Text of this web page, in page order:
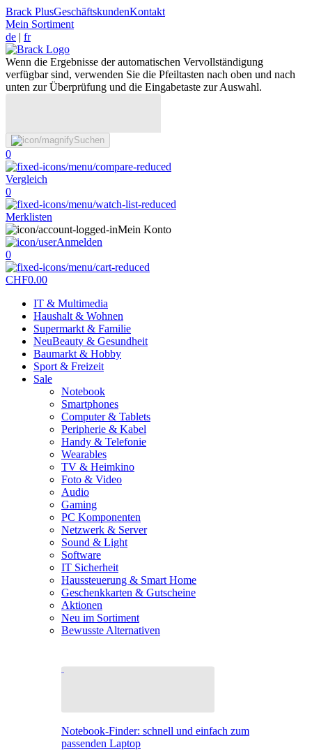
Brack PlusGeschäftskundenKontakt
Mein Sortiment
de | fr
Wenn die Ergebnisse der automatischen Vervollständigung
verfügbar sind, verwenden Sie die Pfeiltasten nach oben und nach
unten zur Überprüfung und die Eingabetaste zur Auswahl.
Suchen
0
Vergleich
0
Merklisten
Mein Konto
Anmelden
0
CHF0.00
IT & Multimedia
Haushalt & Wohnen
Supermarkt & Familie
NeuBeauty & Gesundheit
Baumarkt & Hobby
Sport & Freizeit
Sale
Notebook
Smartphones
Computer & Tablets
Peripherie & Kabel
Handy & Telefonie
Wearables
TV & Heimkino
Foto & Video
Audio
Gaming
PC Komponenten
Netzwerk & Server
Sound & Light
Software
IT Sicherheit
Haussteuerung & Smart Home
Geschenkkarten & Gutscheine
Aktionen
Neu im Sortiment
Bewusste Alternativen
Notebook-Finder: schnell und einfach zum
passenden Laptop